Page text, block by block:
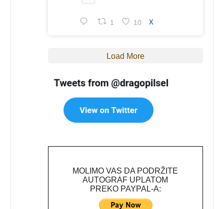
1 10 X
Load More
MOLIMO VAS DA PODRŽITE
AUTOGRAF UPLATOM
PREKO PAYPAL-A: